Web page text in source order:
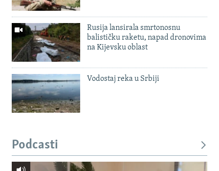
Rusija lansirala smrtonosnu
balističku raketu, napad dronovima
na Kijevsku oblast
Vodostaj reka u Srbiji
Podcasti